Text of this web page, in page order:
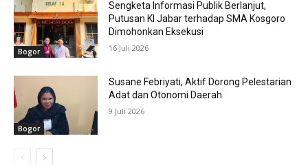
Bogor
Sengketa Informasi Publik Berlanjut,
Putusan KI Jabar terhadap SMA Kosgoro
Dimohonkan Eksekusi
16 Juli 2026
Bogor
Susane Febriyati, Aktif Dorong Pelestarian
Adat dan Otonomi Daerah
9 Juli 2026